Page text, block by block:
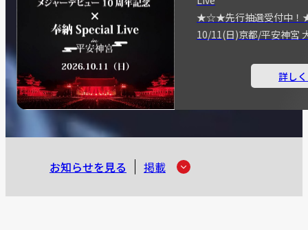
★☆★先行抽選受付中
10/11(日)京都/平安神宮
詳し
お知らせを見る 掲載